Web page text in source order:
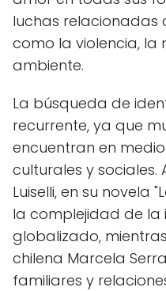
luchas relacionadas
como la violencia, la
ambiente.
La búsqueda de
recurrente, ya que
encuentran en
culturales y sociales.
Luiselli, en su novela
la complejidad de la
globalizado,
chilena Marcela
familiares y